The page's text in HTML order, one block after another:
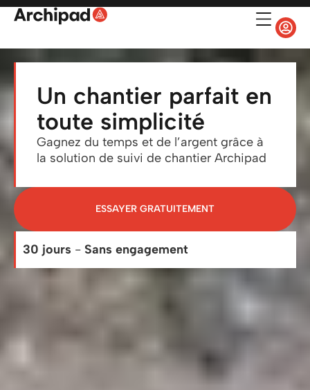
Un chantier parfait en
toute simplicité
Gagnez du temps et de l’argent grâce à
la solution de suivi de chantier Archipad
ESSAYER GRATUITEMENT
30 jours - Sans engagement